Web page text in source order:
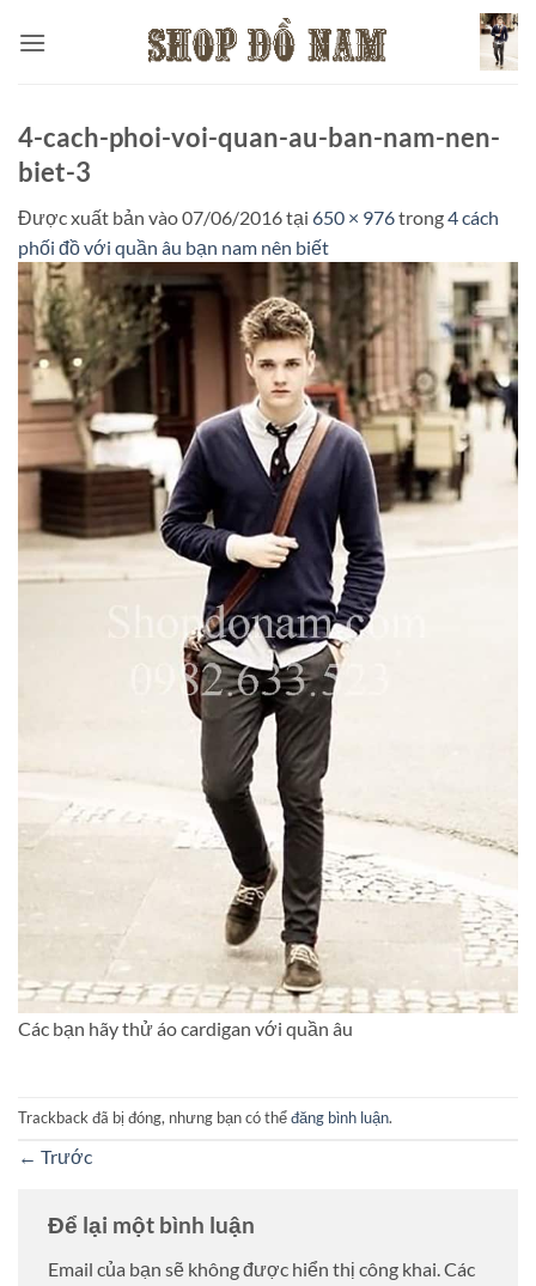
qua
4-cach-phoi-voi-quan-au-ban-nam-nen-
biet-3
Được xuất bản vào07/06/2016tại 650 × 976trong4 cách
phối đồ với quần âu bạn nam nên biết
Các bạn hãy thử áo cardigan với quần âu
Trackback đã bị đóng, nhưng bạn có thểđăng bình luận.
← Trước
Để lại một bình luận
Email của bạn sẽ không được hiển thị công khai.Các